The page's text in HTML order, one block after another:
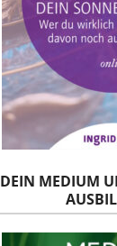
DEIN MEDIUM